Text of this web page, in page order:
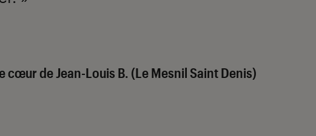
cœur de Jean-Louis B. (Le Mesnil Saint Denis)